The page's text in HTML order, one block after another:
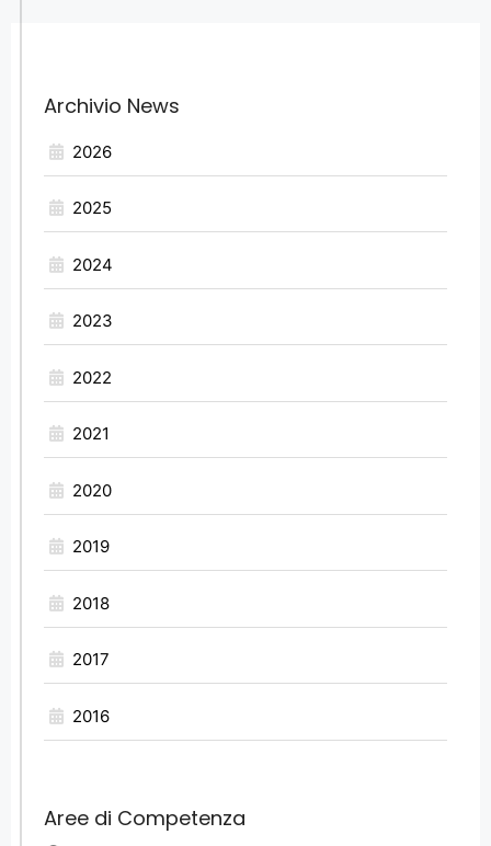
Archivio News
2026
2025
2024
2023
2022
2021
2020
2019
2018
2017
2016
Aree di Competenza